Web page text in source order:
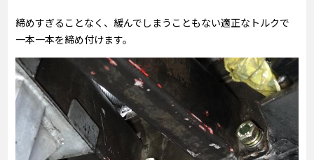
締めすぎることなく、緩んでしまうこともない適正なトルクで
一本一本を締め付けます。